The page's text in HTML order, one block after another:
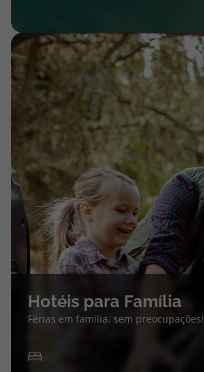
Hotéis para Família
Férias em família, sem preocupações!